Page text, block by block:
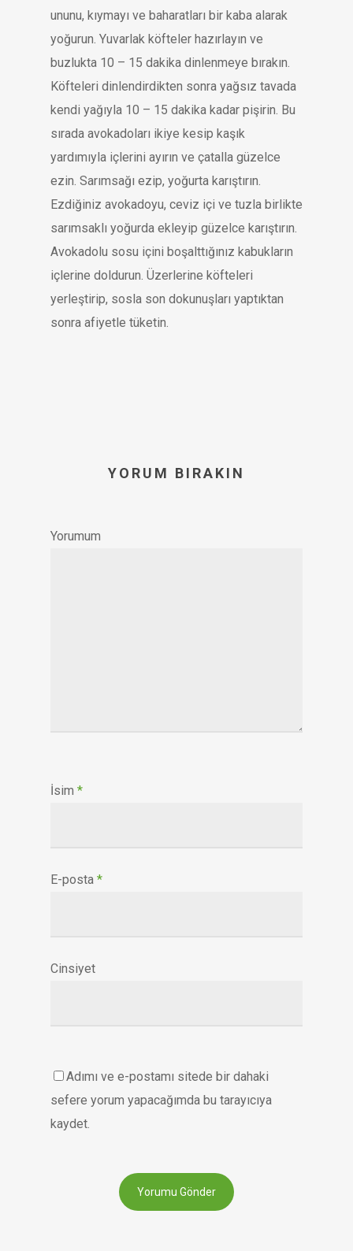
ununu, kıymayı ve baharatları bir kaba alarak
yoğurun. Yuvarlak köfteler hazırlayın ve
buzlukta 10 – 15 dakika dinlenmeye bırakın.
Köfteleri dinlendirdikten sonra yağsız tavada
kendi yağıyla 10 – 15 dakika kadar pişirin. Bu
sırada avokadoları ikiye kesip kaşık
yardımıyla içlerini ayırın ve çatalla güzelce
ezin. Sarımsağı ezip, yoğurta karıştırın.
Ezdiğiniz avokadoyu, ceviz içi ve tuzla birlikte
sarımsaklı yoğurda ekleyip güzelce karıştırın.
Avokadolu sosu içini boşalttığınız kabukların
içlerine doldurun. Üzerlerine köfteleri
yerleştirip, sosla son dokunuşları yaptıktan
sonra afiyetle tüketin.
YORUM BIRAKIN
Yorumum
İsim *
E-posta *
Cinsiyet
Adımı ve e-postamı sitede bir dahaki
sefere yorum yapacağımda bu tarayıcıya
kaydet.